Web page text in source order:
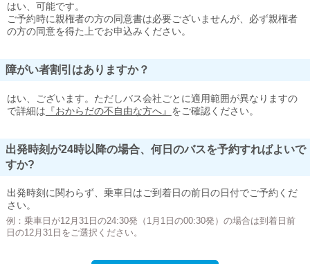
はい、可能です。
ご予約時に親権者の方の同意書は必要ございませんが、必ず親権者
の方の同意を得た上でお申込みください。
障がい者割引はありますか？
はい、ございます。ただしバス会社ごとに適用範囲が異なりますの
で詳細は 『おからだの不自由な方へ』 をご確認ください。
出発時刻が24時以降の場合、何日のバスを予約すればよいで
すか?
出発時刻に関わらず、乗車日はご到着日の前日の日付でご予約くだ
さい。
例：乗車日が12月31日の24:30発（1月1日の00:30発）の場合は到着日前
日の12月31日をご選択ください。